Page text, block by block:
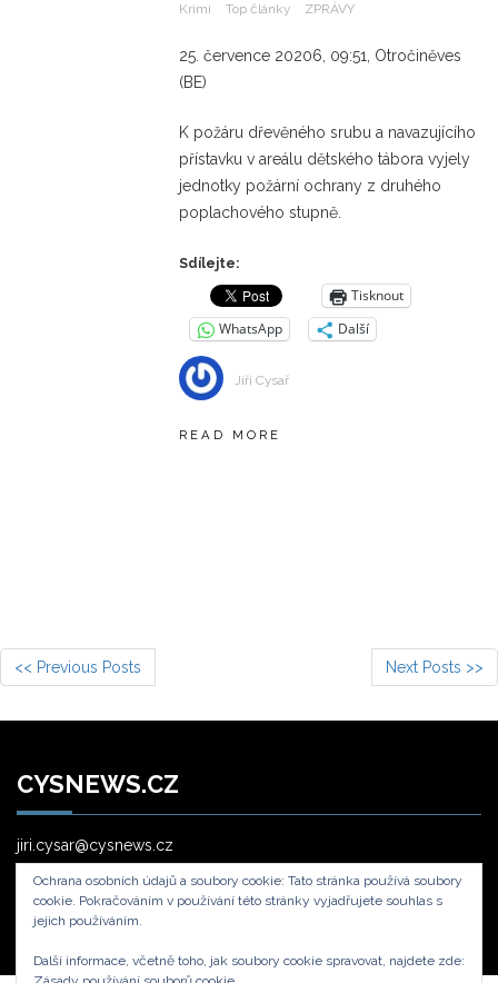
Krimi
Top články ZPRÁVY
25. července 20206, 09:51, Otročiněves
(BE)
K požáru dřevěného srubu a navazujícího
přístavku v areálu dětského tábora vyjely
jednotky požární ochrany z druhého
poplachového stupně.
Sdílejte:
Tisknout
WhatsApp
Další
Jiří Cysař
READ MORE
<< Previous Posts Next Posts >>
CYSNEWS.CZ
jiri.cysar@cysnews.cz
Ochrana osobních údajů a soubory cookie: Tato stránka používá soubory
cookie. Pokračováním v používání této stránky vyjadřujete souhlas s
jejich používáním.
Další informace, včetně toho, jak soubory cookie spravovat, najdete zde: